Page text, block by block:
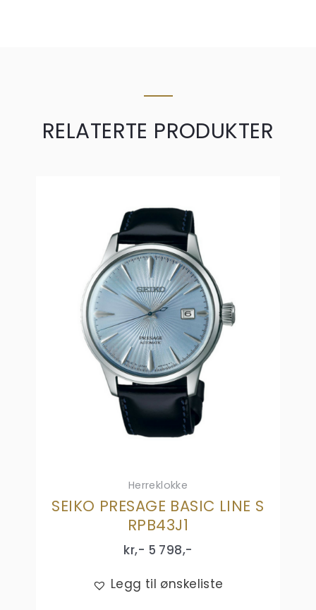
RELATERTE PRODUKTER
Herreklokke
SEIKO PRESAGE BASIC LINE S
RPB43J1
kr,- 5 798,-
Legg til ønskeliste